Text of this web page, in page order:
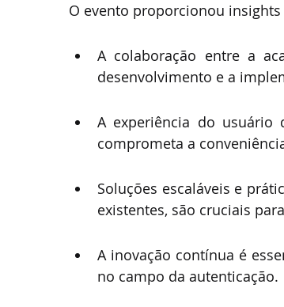
O evento proporcionou
A colaboração entre a
desenvolvimento e a
A experiência do usuário
comprometa a
Soluções escaláveis e
existentes, são cruciais
A inovação contínua é
no campo da autenticação.